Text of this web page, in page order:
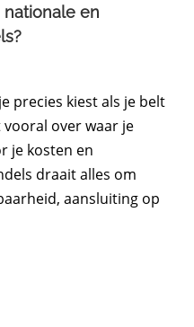
en
precies kiest als je belt
over waar je
je kosten en
draait alles om
aansluiting op